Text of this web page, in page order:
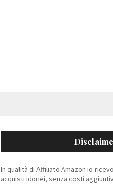
In qualità di Affiliato Amazon io
acquisti idonei, senza costi